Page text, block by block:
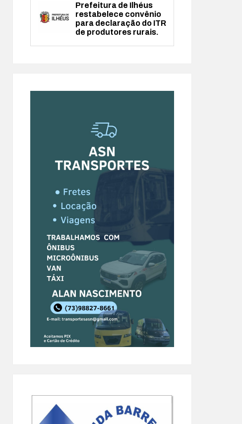
Prefeitura de Ilhéus
restabelece convênio
para declaração do ITR
de produtores rurais.